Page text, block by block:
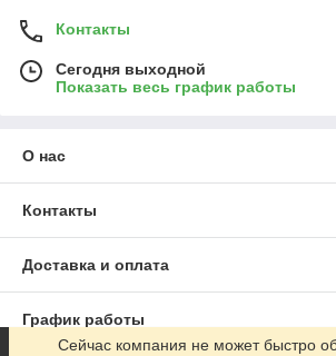
Контакты
Сегодня выходной
Показать весь график работы
О нас
Контакты
Доставка и оплата
График работы
Сейчас компания не может быстро